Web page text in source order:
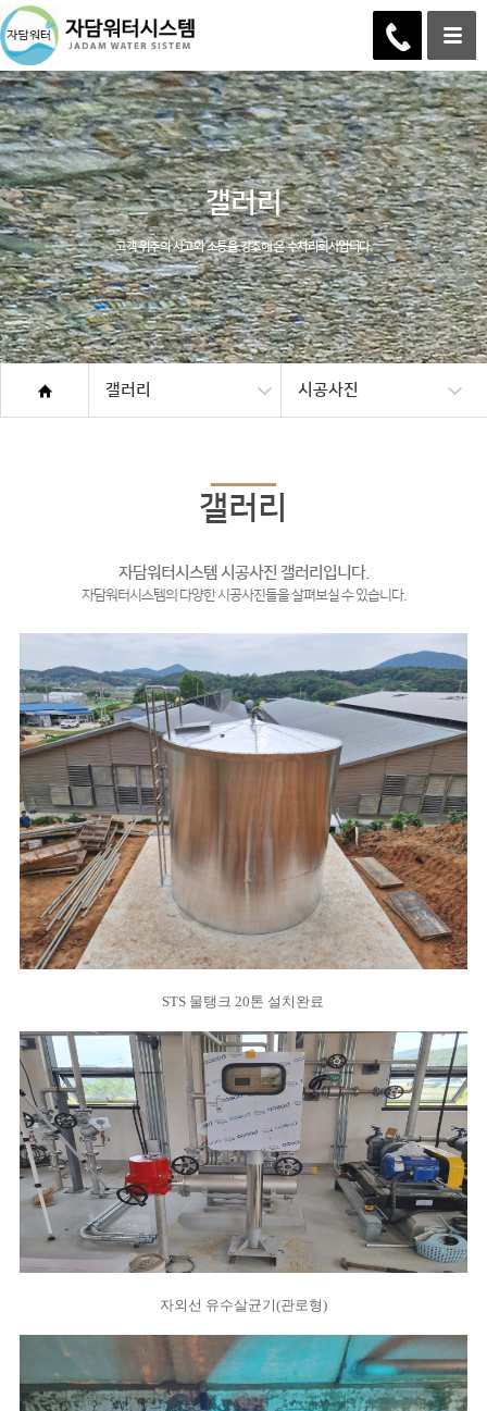
갤러리
고객 위주의 사고와 소통을 강조해 온 수처리회사입니다.
갤러리 시공사진
갤러리
자담워터시스템 시공사진 갤러리입니다.
자담워터시스템의 다양한 시공사진들을 살펴보실 수 있습니다.
STS 물탱크 20톤 설치완료
자외선 유수살균기(관로형)